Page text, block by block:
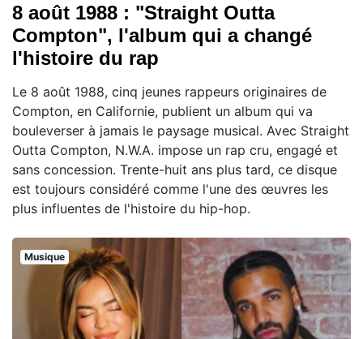
8 août 1988 : "Straight Outta
Compton", l'album qui a changé
l'histoire du rap
Le 8 août 1988, cinq jeunes rappeurs originaires de
Compton, en Californie, publient un album qui va
bouleverser à jamais le paysage musical. Avec Straight
Outta Compton, N.W.A. impose un rap cru, engagé et
sans concession. Trente-huit ans plus tard, ce disque
est toujours considéré comme l'une des œuvres les
plus influentes de l'histoire du hip-hop.
Musique